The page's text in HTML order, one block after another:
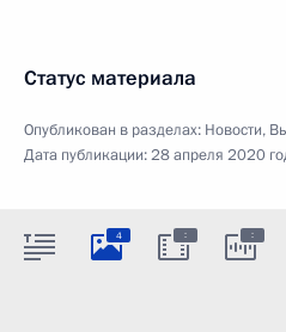
Статус материала
Опубликован в разделах: Новости,
Дата публикации:28 апреля 2020
4 : :